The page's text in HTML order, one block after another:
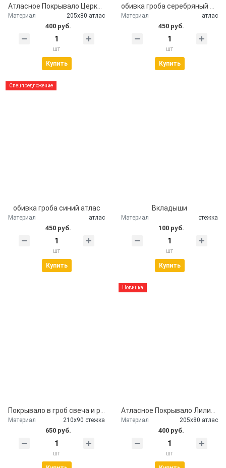
Материал 205х80 атлас
400 руб.
шт
Купить
Материал атлас
450 руб.
шт
Купить
Спецпредложение
обивка гроба синий атлас
Материал атлас
450 руб.
шт
Купить
Вкладыши
Материал стежка
100 руб.
шт
Купить
Материал 210х90 стежка
650 руб.
шт
Новинка
Материал 205х80 атлас
400 руб.
шт